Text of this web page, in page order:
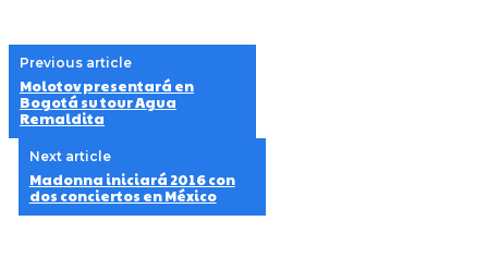
Previous article
Molotov presentará en
Bogotá su tour Agua
Remaldita
Next article
Madonna iniciará 2016 con
dos conciertos en México